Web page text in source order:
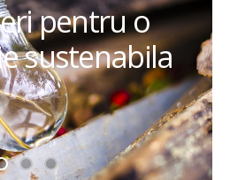
pentru o
sustenabila